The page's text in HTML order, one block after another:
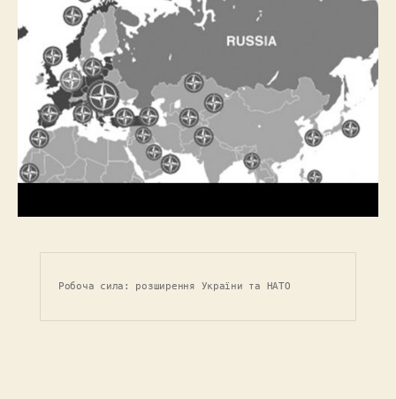
Робоча сила: розширення України та НАТО